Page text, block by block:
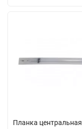
Планка центральная